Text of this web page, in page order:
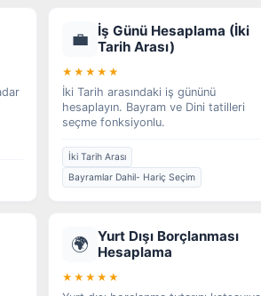
💼
İş Günü Hesaplama (İki
Tarih Arası)
★★★★★
İki Tarih arasındaki iş gününü
hesaplayın. Bayram ve Dini tatilleri
seçme fonksiyonlu.
İki Tarih Arası
Bayramlar Dahil- Hariç Seçim
🌍 Yurt Dışı Borçlanması
Hesaplama
★★★★★